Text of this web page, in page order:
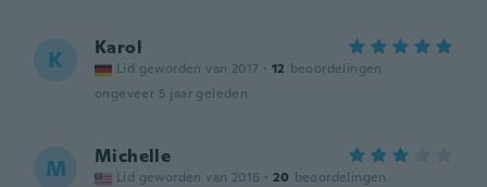
K Karol
Lid geworden van 2017 · 12 beoordelingen
ongeveer 5 jaar geleden
M Michelle
Lid geworden van 2016 · 20 beoordelingen